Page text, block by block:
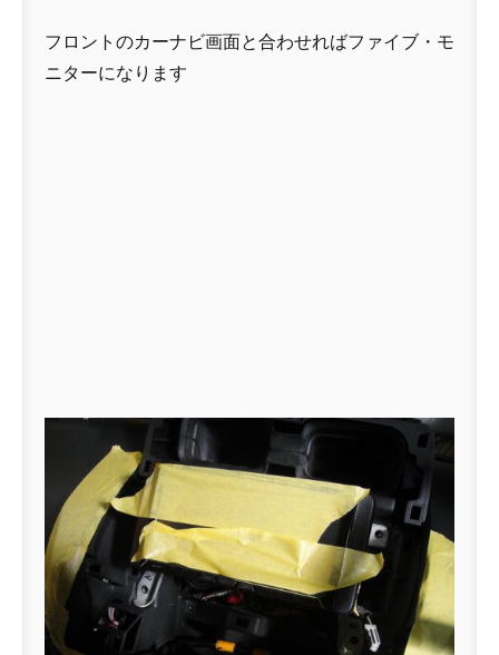
フロントのカーナビ画面と合わせればファイブ・モ
ニターになります